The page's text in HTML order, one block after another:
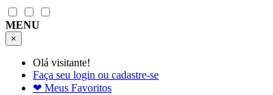
MENU
×
Olá visitante!
Faça seu login ou cadastre-se
❤ Meus Favoritos